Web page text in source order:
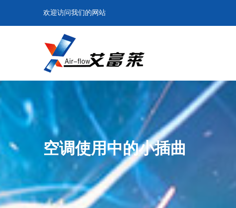
欢迎访问我们的网站
空调使用中的小插曲